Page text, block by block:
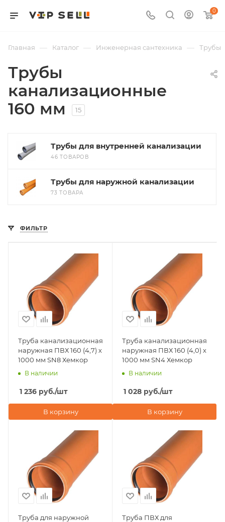
0
Главная — Каталог — Инженерная сантехника — Трубы
Трубы
канализационные
160 мм
15
Трубы для внутренней канализации
46 ТОВАРОВ
Трубы для наружной канализации
73 ТОВАРА
ФИЛЬТР
Труба канализационная
наружная ПВХ 160 (4,7) х
1000 мм SN8 Хемкор
В наличии
1 236 руб./шт
В корзину
Труба канализационная
наружная ПВХ 160 (4,0) х
1000 мм SN4 Хемкор
В наличии
1 028 руб./шт
В корзину
Труба для наружной
Труба ПВХ для